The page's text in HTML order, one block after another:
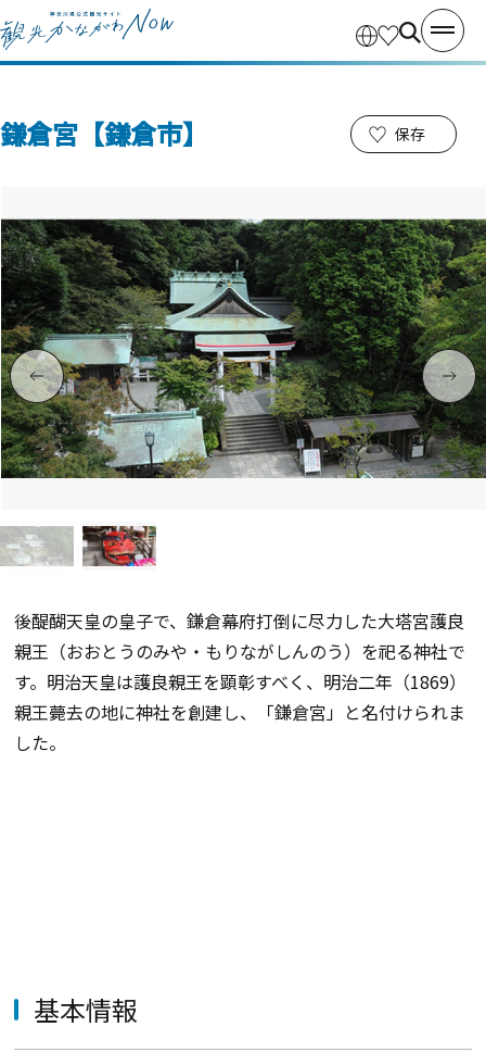
鎌倉宮【鎌倉市】 保存
後醍醐天皇の皇子で、鎌倉幕府打倒に尽力した大塔宮護良
親王（おおとうのみや・もりながしんのう）を祀る神社で
す。明治天皇は護良親王を顕彰すべく、明治二年（1869）
親王薨去の地に神社を創建し、「鎌倉宮」と名付けられま
した。
基本情報